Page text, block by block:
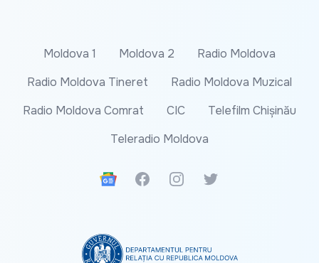
Moldova 1 Moldova 2
Radio Moldova
Radio Moldova Tineret
Radio Moldova Muzical
Radio Moldova Comrat
CIC
Telefilm Chișinău
Teleradio Moldova
Google News
FacebookInstagramTwitter